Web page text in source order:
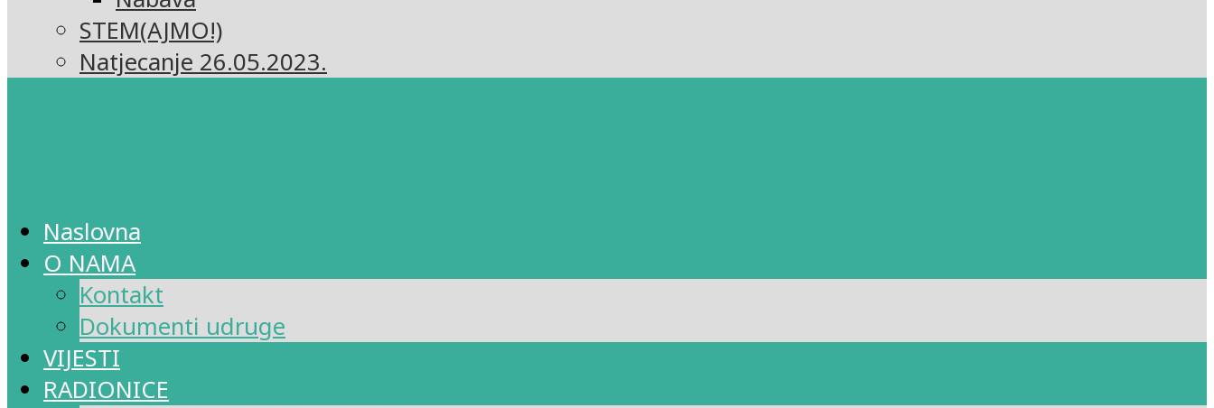
STEM(AJMO!)
Natjecanje 26.05.2023.
Naslovna
O NAMA
Kontakt
Dokumenti udruge
VIJESTI
RADIONICE